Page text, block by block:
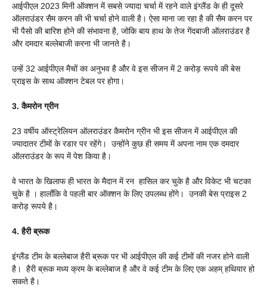
आईपीएल 2023 मिनी ऑक्शन में सबसे ज्यादा चर्चा में रहने वाले इंग्लैंड के ही दूसरे
ऑलराउंडर सैम करन की भी चर्चा होने वाली है। ऐसा माना जा रहा है की सैम करन पर
भी पैसो की बारिश होने की संभावना है, जोकि बाय हाथ के तेज गेंदबाजी ऑलराउंडर है
और दमदार बल्लेबाजी करना भी जानते है।
उन्हें 32 आईपीएल मैचों का अनुभव है और वे इस सीजन में 2 करोड़ रूपये की बेस
प्राइस के साथ ऑक्शन टेबल पर होगा।
3.कैमरोन ग्रीन
23 वर्षीय ऑस्ट्रेलियन ऑलराउंडर कैमरोन ग्रीन भी इस सीजन में आईपीएल की
ज्यादातर टीमों के रडार पर रहेंगे। उन्होंने कुछ ही समय में अपना नाम एक दमदार
ऑलराउंडर के रूप में पेश किया है।
वे भारत के खिलाफ ही भारत के मैदान में रन हासिल कर चुके है और विकेट भी चटका
चुके है । हालाँकि वे पहली बार ऑक्शन के लिए उपलब्ध होंगे। उनकी बेस प्राइस 2
करोड़ रूपये है।
4.हैरी ब्रूक
इंग्लैंड टीम के बल्लेबाज हैरी ब्रूक पर भी आईपीएल की कई टीमों की नजर होने वाली
है। हैरी ब्रूक मध्य क्रम के बल्लेबाज है और वे कई टीम के लिए एक अहम् हथियार हो
सकते है।